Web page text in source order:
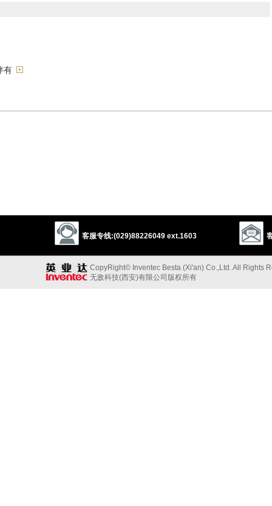
有
客服专线:(029)88226049 ext.1603
CopyRight© Inventec Besta (Xi'an) Co.,Ltd. All Rights
无敌科技(西安)有限公司版权所有